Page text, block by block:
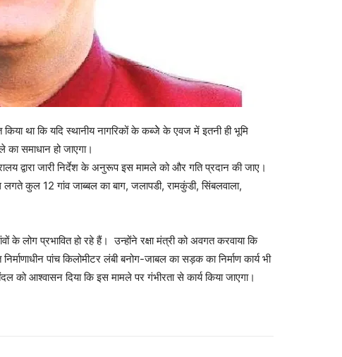
था कि यदि स्थानीय नागरिकों के कब्जेे के एवज में इतनी ही भूमि
का समाधान हो जाएगा।
द्वारा जारी निर्देश के अनुरूप इस मामले को और गति प्रदान की जाए।
कुल 12 गांव जाब्बल का बाग, जलापडी, रामकुंडी, सिंबलवाला,
लोग प्रभावित हो रहे हैं। उन्होंने रक्षा मंत्री को अवगत करवाया कि
पांच किलोमीटर लंबी बनोग-जाबल का सड़क का निर्माण कार्य भी
को आश्वासन दिया कि इस मामले पर गंभीरता से कार्य किया जाएगा।